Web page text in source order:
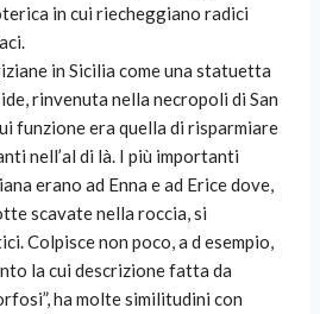
in cui riecheggiano radici
in Sicilia come una statuetta
rinvenuta nella necropoli di San
funzione era quella di risparmiare
nell’al di là. I più importanti
erano ad Enna e ad Erice dove,
scavate nella roccia, si
Colpisce non poco, a d esempio,
la cui descrizione fatta da
ha molte similitudini con